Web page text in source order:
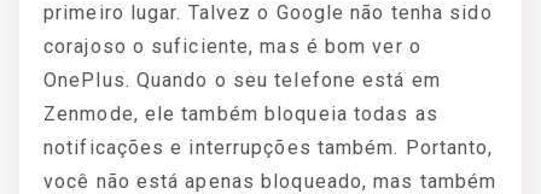
primeiro lugar. Talvez o Google não tenha sido
corajoso o suficiente, mas é bom ver o
OnePlus. Quando o seu telefone está em
Zenmode, ele também bloqueia todas as
notificações e interrupções também. Portanto,
você não está apenas bloqueado, mas também